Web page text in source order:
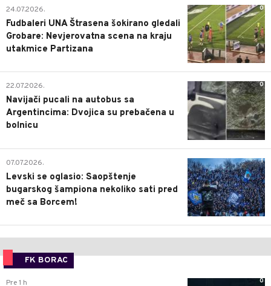
0
24.07.2026.
Fudbaleri UNA Štrasena šokirano gledali
Grobare: Nevjerovatna scena na kraju
utakmice Partizana
0
22.07.2026.
Navijači pucali na autobus sa
Argentincima: Dvojica su prebačena u
bolnicu
1
07.07.2026.
Levski se oglasio: Saopštenje
bugarskog šampiona nekoliko sati pred
meč sa Borcem!
FK BORAC
0
Pre 1 h